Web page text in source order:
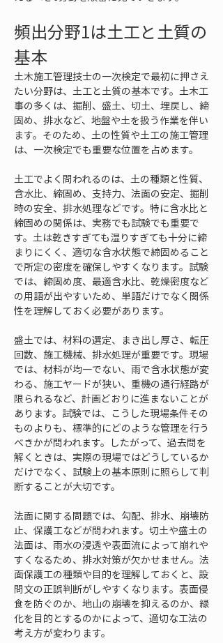
頻出分野1は土工と土質の
基本
土木施工管理技士の一次検定で最初に押さえ
たい分野は、土工と土質の基本です。土木工
事の多くは、掘削、盛土、切土、埋戻し、締
固め、排水など、地盤や土を扱う作業を伴い
ます。そのため、土の性質や土工の施工管理
は、一次検定でも重要な位置を占めます。
土工でよく問われるのは、土の種類と性質、
含水比、締固め、支持力、法面の安定、掘削
時の安全、排水処理などです。特に含水比と
締固めの関係は、実務でも試験でも重要で
す。土は乾きすぎても湿りすぎても十分に締
まりにくく、適切な含水状態で締固めること
で所定の密度を確保しやすくなります。試験
では、締固め度、最適含水比、乾燥密度など
の用語が出やすいため、単語だけでなく関係
性を理解しておく必要があります。
盛土では、材料の選定、まき出し厚さ、転圧
回数、施工機械、排水処理が重要です。現場
では、材料が均一でない、雨で含水状態が変
わる、施工ヤードが狭い、重機の通行経路が
限られるなど、計画どおりに進まないことが
あります。試験では、こうした現場条件その
ものよりも、標準的にどのような管理を行う
べきかが問われます。したがって、過去問を
解くときは、実際の現場ではどうしているか
だけでなく、試験上の基本原則に照らして判
断することが大切です。
法面に関する問題では、勾配、排水、崩壊防
止、保護工などが問われます。切土や盛土の
法面は、雨水の浸透や表面流によって崩れや
すくなるため、排水対策が欠かせません。法
面保護工の種類や目的を理解しておくと、設
問文の正誤判断がしやすくなります。表面侵
食を防ぐのか、地山の崩壊を抑えるのか、緑
化を目的とするのかによって、適切な工法の
考え方が変わります。